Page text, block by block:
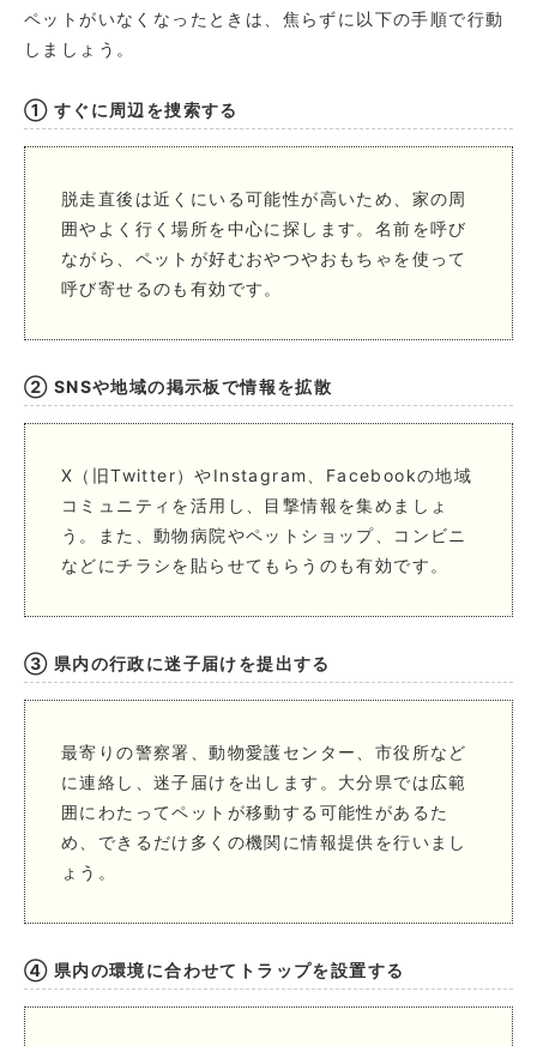
ペットがいなくなったときは、焦らずに以下の手順で行動
しましょう。
① すぐに周辺を捜索する
脱走直後は近くにいる可能性が高いため、家の周
囲やよく行く場所を中心に探します。名前を呼び
ながら、ペットが好むおやつやおもちゃを使って
呼び寄せるのも有効です。
② SNSや地域の掲示板で情報を拡散
X（旧Twitter）やInstagram、Facebookの地域
コミュニティを活用し、目撃情報を集めましょ
う。また、動物病院やペットショップ、コンビニ
などにチラシを貼らせてもらうのも有効です。
③ 県内の行政に迷子届けを提出する
最寄りの警察署、動物愛護センター、市役所など
に連絡し、迷子届けを出します。大分県では広範
囲にわたってペットが移動する可能性があるた
め、できるだけ多くの機関に情報提供を行いまし
ょう。
④ 県内の環境に合わせてトラップを設置する